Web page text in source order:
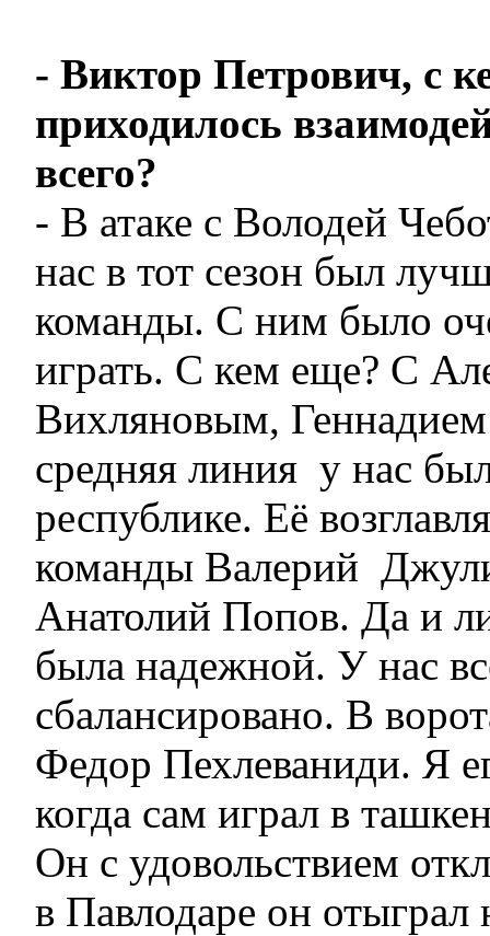
- Виктор Петрович, с
приходилось
всего?
- В атаке с Володей
нас в тот сезон был
команды. С ним было
играть. С кем еще? С
Вихляновым,
средняя линия у нас
республике. Её
команды Валерий
Анатолий Попов. Да и
была надежной. У нас
сбалансировано. В
Федор Пехлеваниди. Я
когда сам играл в
Он с удовольствием
в Павлодаре он отыграл